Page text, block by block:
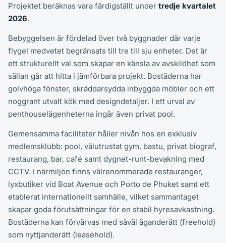
Projektet beräknas vara färdigställt under tredje kvartalet
2026.
Bebyggelsen är fördelad över två byggnader där varje
flygel medvetet begränsats till tre till sju enheter. Det är
ett strukturellt val som skapar en känsla av avskildhet som
sällan går att hitta i jämförbara projekt. Bostäderna har
golvhöga fönster, skräddarsydda inbyggda möbler och ett
noggrant utvalt kök med designdetaljer. I ett urval av
penthouselägenheterna ingår även privat pool.
Gemensamma faciliteter håller nivån hos en exklusiv
medlemsklubb: pool, välutrustat gym, bastu, privat biograf,
restaurang, bar, café samt dygnet-runt-bevakning med
CCTV. I närmiljön finns välrenommerade restauranger,
lyxbutiker vid Boat Avenue och Porto de Phuket samt ett
etablerat internationellt samhälle, vilket sammantaget
skapar goda förutsättningar för en stabil hyresavkastning.
Bostäderna kan förvärvas med såväl äganderätt (freehold)
som nyttjanderätt (leasehold).